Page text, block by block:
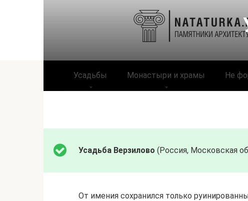
Усадьбы Монастыри и храмы Не
Усадьба Верзилово (Россия, Московская
От имения сохранился только